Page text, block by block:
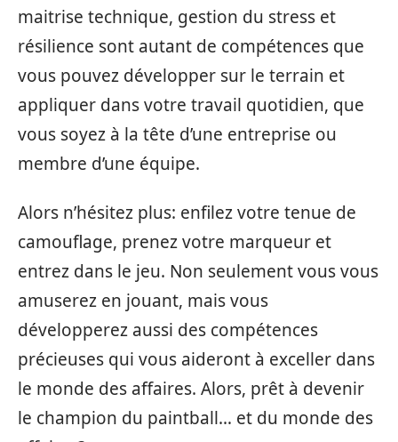
maitrise technique, gestion du stress et
résilience sont autant de compétences que
vous pouvez développer sur le terrain et
appliquer dans votre travail quotidien, que
vous soyez à la tête d’une entreprise ou
membre d’une équipe.
Alors n’hésitez plus: enfilez votre tenue de
camouflage, prenez votre marqueur et
entrez dans le jeu. Non seulement vous vous
amuserez en jouant, mais vous
développerez aussi des compétences
précieuses qui vous aideront à exceller dans
le monde des affaires. Alors, prêt à devenir
le champion du paintball… et du monde des